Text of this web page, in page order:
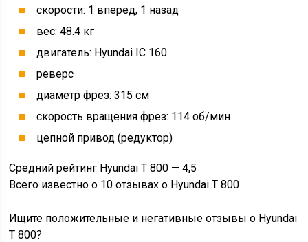
скорости: 1 вперед, 1 назад
вес: 48.4 кг
двигатель: Hyundai IC 160
реверс
диаметр фрез: 315 см
скорость вращения фрез: 114 об/мин
цепной привод (редуктор)
Средний рейтинг Hyundai Т 800 — 4,5
Всего известно о 10 отзывах о Hyundai Т 800
Ищите положительные и негативные отзывы о Hyundai
Т 800?